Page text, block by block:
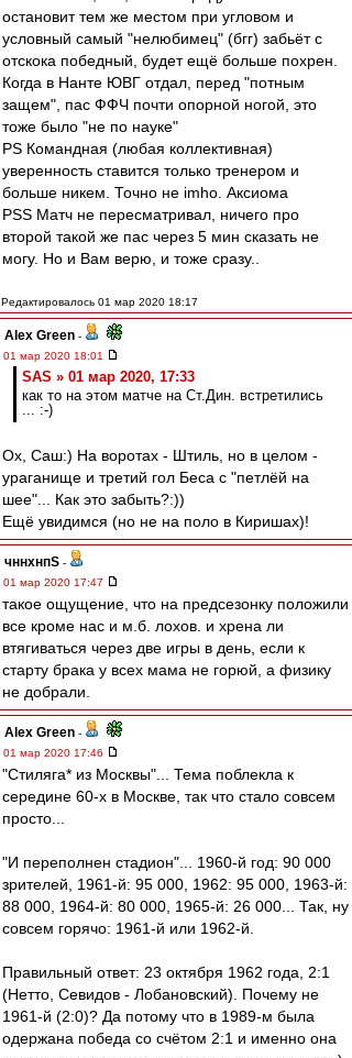
остановит тем же местом при угловом и
условный самый "нелюбимец" (бгг) забьёт с
отскока победный, будет ещё больше похрен.
Когда в Нанте ЮВГ отдал, перед "потным
защем", пас ФФЧ почти опорной ногой, это
тоже было "не по науке"
PS Командная (любая коллективная)
уверенность ставится только тренером и
больше никем. Точно не imho. Аксиома
PSS Матч не пересматривал, ничего про
второй такой же пас через 5 мин сказать не
могу. Но и Вам верю, и тоже сразу..
Редактировалось 01 мар 2020 18:17
Alex Green -
01 мар 2020 18:01
SAS » 01 мар 2020, 17:33
как то на этом матче на Ст.Дин. встретились
... :-)
Ох, Саш:) На воротах - Штиль, но в целом -
ураганище и третий гол Беса с "петлёй на
шее"... Как это забыть?:))
Ещё увидимся (но не на поло в Киришах)!
чннхнпS -
01 мар 2020 17:47
такое ощущение, что на предсезонку положили
все кроме нас и м.б. лохов. и хрена ли
втягиваться через две игры в день, если к
старту брака у всех мама не горюй, а физику
не добрали.
Alex Green -
01 мар 2020 17:46
"Стиляга* из Москвы"... Тема поблекла к
середине 60-х в Москве, так что стало совсем
просто...
"И переполнен стадион"... 1960-й год: 90 000
зрителей, 1961-й: 95 000, 1962: 95 000, 1963-й:
88 000, 1964-й: 80 000, 1965-й: 26 000... Так, ну
совсем горячо: 1961-й или 1962-й.
Правильный ответ: 23 октября 1962 года, 2:1
(Нетто, Севидов - Лобановский). Почему не
1961-й (2:0)? Да потому что в 1989-м была
одержана победа со счётом 2:1 и именно она